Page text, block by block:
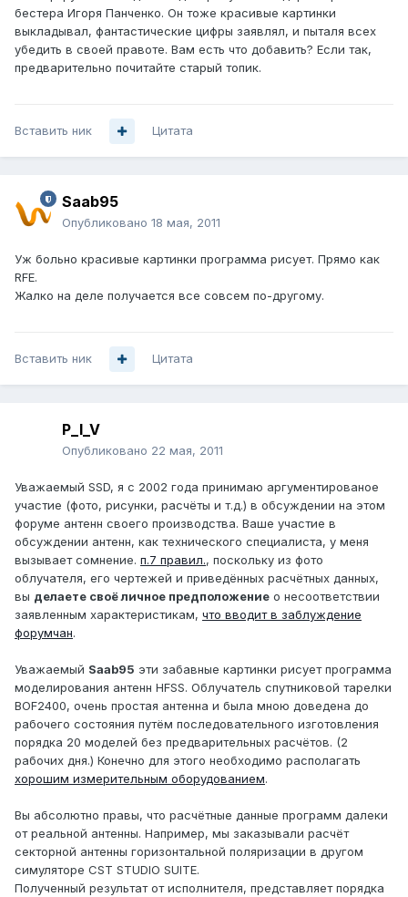
бестера Игоря Панченко. Он тоже красивые картинки
выкладывал, фантастические цифры заявлял, и пыталя всех
убедить в своей правоте. Вам есть что добавить? Если так,
предварительно почитайте старый топик.
Вставить ник Цитата
Saab95
Опубликовано 18 мая, 2011
Уж больно красивые картинки программа рисует. Прямо как
RFE.
Жалко на деле получается все совсем по-другому.
Вставить ник Цитата
P_I_V
Опубликовано 22 мая, 2011
Уважаемый SSD, я с 2002 года принимаю аргументированое
участие (фото, рисунки, расчёты и т.д.) в обсуждении на этом
форуме антенн своего производства. Ваше участие в
обсуждении антенн, как технического специалиста, у меня
вызывает сомнение. п.7 правил., поскольку из фото
облучателя, его чертежей и приведённых расчётных данных,
вы делаете своё личное предположение о несоответствии
заявленным характеристикам, что вводит в заблуждение
форумчан.
Уважаемый Saab95 эти забавные картинки рисует программа
моделирования антенн HFSS. Облучатель спутниковой тарелки
BOF2400, очень простая антенна и была мною доведена до
рабочего состояния путём последовательного изготовления
порядка 20 моделей без предварительных расчётов. (2
рабочих дня.) Конечно для этого необходимо располагать
хорошим измерительным оборудованием.
Вы абсолютно правы, что расчётные данные программ далеки
от реальной антенны. Например, мы заказывали расчёт
секторной антенны горизонтальной поляризации в другом
симуляторе CST STUDIO SUITE.
Полученный результат от исполнителя, представляет порядка